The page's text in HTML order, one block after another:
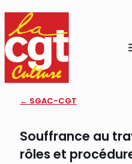
← SGAC-CGT
Souffrance au
rôles et